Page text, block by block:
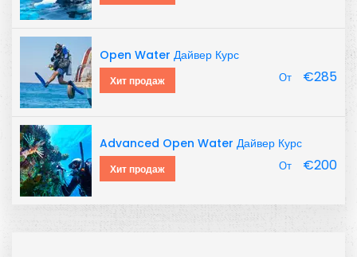
Open Water Дайвер Курс
Хит продаж От €285
Advanced Open Water Дайвер Курс
Хит продаж От €200